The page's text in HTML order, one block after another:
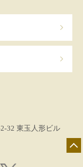
32 東玉人形ビル